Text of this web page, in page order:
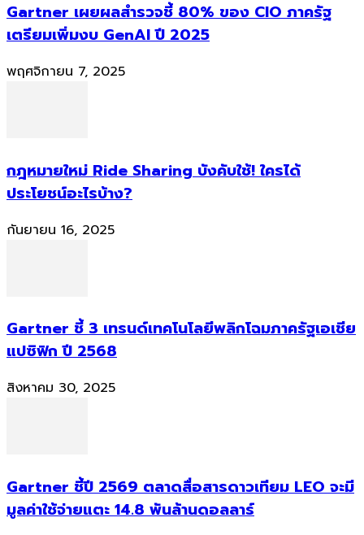
Gartner เผยผลสำรวจชี้ 80% ของ CIO ภาครัฐ
เตรียมเพิ่มงบ GenAI ปี 2025
พฤศจิกายน 7, 2025
กฎหมายใหม่ Ride Sharing บังคับใช้! ใครได้
ประโยชน์อะไรบ้าง?
กันยายน 16, 2025
Gartner ชี้ 3 เทรนด์เทคโนโลยีพลิกโฉมภาครัฐเอเชีย
แปซิฟิก ปี 2568
สิงหาคม 30, 2025
Gartner ชี้ปี 2569 ตลาดสื่อสารดาวเทียม LEO จะมี
มูลค่าใช้จ่ายแตะ 14.8 พันล้านดอลลาร์